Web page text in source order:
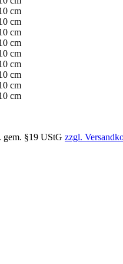
gem. §19 UStG zzgl.